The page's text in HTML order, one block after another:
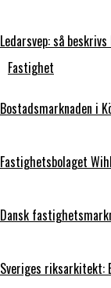
Ledarsvep: så
Fastighet
Bostadsmarknaden i
Fastighetsbolaget
Dansk
Sveriges riksarkitekt: